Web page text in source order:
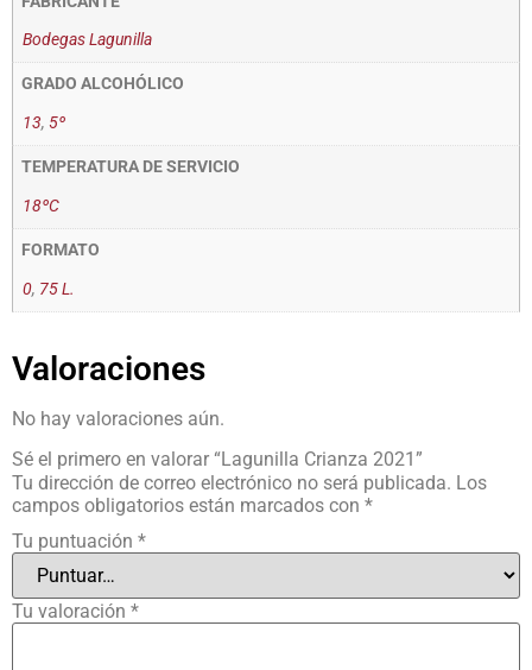
Bodegas Lagunilla
GRADO ALCOHÓLICO
13, 5º
TEMPERATURA DE SERVICIO
18ºC
FORMATO
0, 75 L.
Valoraciones
No hay valoraciones aún.
Sé el primero en valorar “Lagunilla Crianza 2021”
Tu dirección de correo electrónico no será publicada. Los
campos obligatorios están marcados con *
Tu puntuación *
Tu valoración *